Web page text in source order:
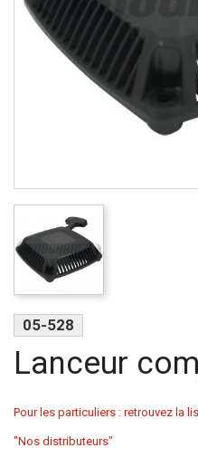
05-528
Lanceur
Pour les particuliers : retrouvez la
"Nos distributeurs"